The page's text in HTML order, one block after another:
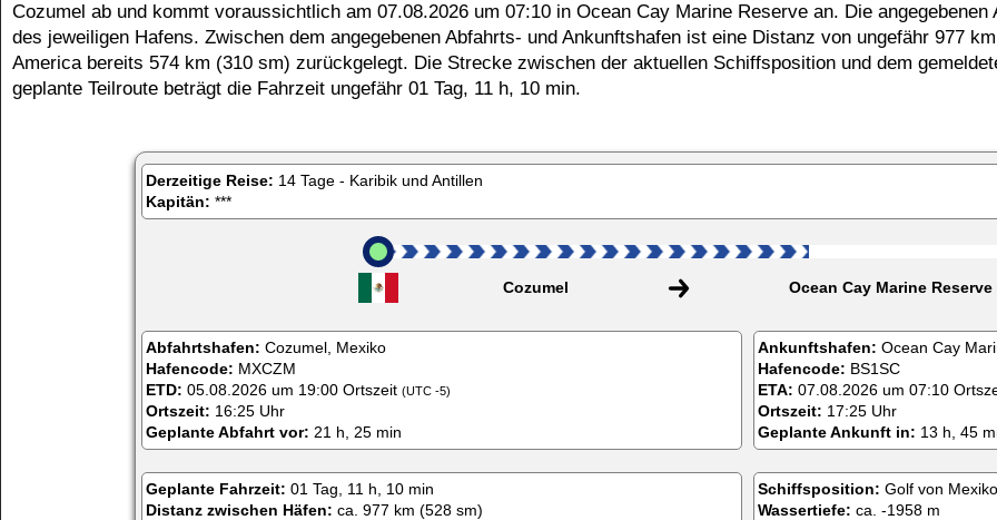
Abfahrt
Cozumel ab und kommt voraussichtlich am 07.08.2026 um 07:10 in Ocean Cay Marine Reserve an. Die
des jeweiligen Hafens. Zwischen dem angegebenen Abfahrts- und Ankunftshafen ist eine Distanz von ungefähr 977
America bereits 574 km (310 sm) zurückgelegt. Die Strecke zwischen der aktuellen Schiffsposition und dem
geplante Teilroute beträgt die Fahrzeit ungefähr 01 Tag, 11 h, 10 min.
Derzeitige Reise: 14 Tage - Karibik und Antillen
Kapitän: ***
Cozumel Ocean Cay Marine Reserve
Abfahrtshafen: Cozumel, Mexiko
Hafencode: MXCZM
ETD: 05.08.2026 um 19:00 Ortszeit (UTC -5)
Ortszeit: 16:25 Uhr
Geplante Abfahrt vor: 21 h, 25 min
Ankunftshafen: Ocean Cay
Hafencode: BS1SC
ETA: 07.08.2026 um 07:10
Ortszeit: 17:25 Uhr
Geplante Ankunft in: 13 h, 45
Geplante Fahrzeit: 01 Tag, 11 h, 10 min
Distanz zwischen Häfen: ca. 977 km (528 sm)
Schiffsposition: Golf von Mexiko
Wassertiefe: ca. -1958 m